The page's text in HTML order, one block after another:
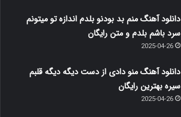
دانلود آهنگ منم بد بودنو بلدم اندازه تو میتونم
سرد باشم بلدم و متن رایگان
2025-04-26
دانلود آهنگ منو دادی از دست دیگه دیگه قلبم
سیره بهترین رایگان
2025-04-26